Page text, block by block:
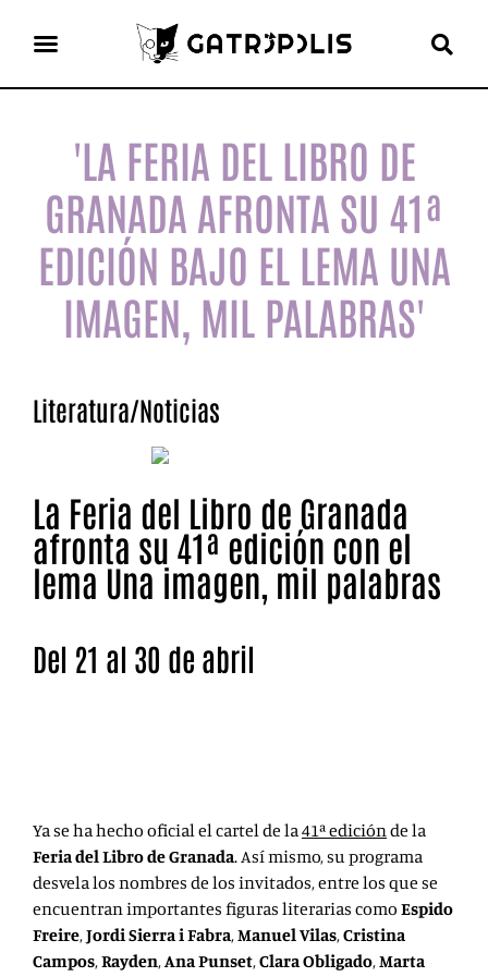
'LA FERIA DEL LIBRO DE
GRANADA AFRONTA SU 41ª
EDICIÓN BAJO EL LEMA UNA
IMAGEN, MIL PALABRAS'
Literatura/Noticias
La Feria del Libro de Granada
afronta su 41ª edición con el
lema Una imagen, mil palabras
Del 21 al 30 de abril
Ya se ha hecho oficial el cartel de la41ª ediciónde la
Feria del Libro de Granada. Así mismo, su programa
desvela los nombres de los invitados, entre los que se
encuentran importantes figuras literarias como Espido
Freire,Jordi Sierra i Fabra,Manuel Vilas,Cristina
Campos,Rayden,Ana Punset,Clara Obligado,Marta